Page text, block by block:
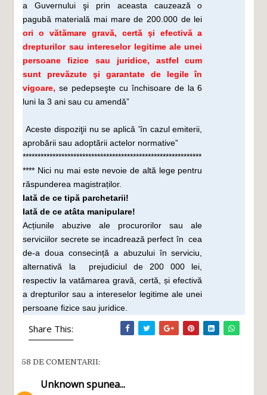
a Guvernului şi prin aceasta cauzează o
pagubă materială mai mare de 200.000 de lei
ori o vătămare gravă, certă şi efectivă a
drepturilor sau intereselor legitime ale unei
persoane fizice sau juridice, astfel cum
sunt prevăzute şi garantate de legile în
vigoare,se pedepseşte cu închisoare de la 6
luni la 3 ani sau cu amendă”
Aceste dispoziţii nu se aplică 'în cazul emiterii,
aprobării sau adoptării actelor normative”
************************************************************
**** Nici nu mai este nevoie de altă lege pentru
răspunderea magistraților.
Iată de ce tipă parchetarii!
Iată de ce atâta manipulare!
Acțiunile abuzive ale procurorilor sau ale
serviciilor secrete se incadrează perfect în cea
de-a doua consecință a abuzului în serviciu,
alternativă la prejudiciul de 200 000 lei,
respectiv la vatămarea gravă, certă, și efectivă
a drepturilor sau a intereselor legitime ale unei
persoane fizice sau juridice.
Share This:
58 DE COMENTARII:
Unknownspunea...